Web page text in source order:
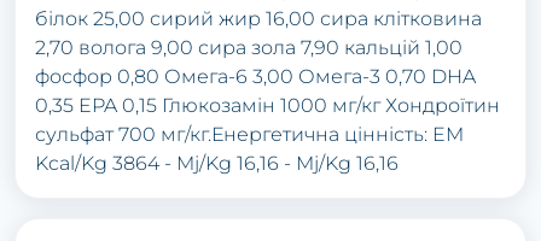
білок 25,00 сирий жир 16,00 сира клітковина
2,70 волога 9,00 сира зола 7,90 кальцій 1,00
фосфор 0,80 Омега-6 3,00 Омега-3 0,70 DHA
0,35 EPA 0,15 Глюкозамін 1000 мг/кг Хондроїтин
сульфат 700 мг/кг.Енергетична цінність: EM
Kcal/Kg 3864 - Mj/Kg 16,16 - Mj/Kg 16,16